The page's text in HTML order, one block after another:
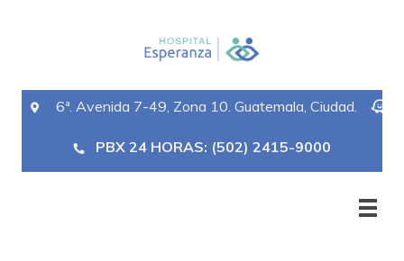
6ª. Avenida 7-49, Zona 10. Guatemala, Ciudad.
PBX 24 HORAS: (502) 2415-9000